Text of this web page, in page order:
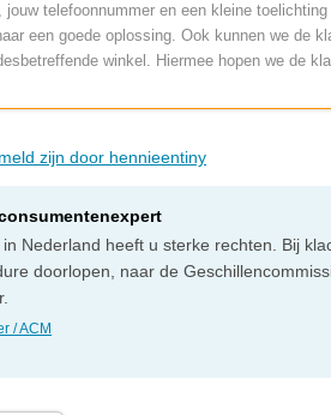
jouw telefoonnummer en een kleine
een goede oplossing. Ook kunnen we de
winkel. Hiermee hopen we de
zijn door hennieentiny
Nederland heeft u sterke rechten. Bij
doorlopen, naar de
/ ACM